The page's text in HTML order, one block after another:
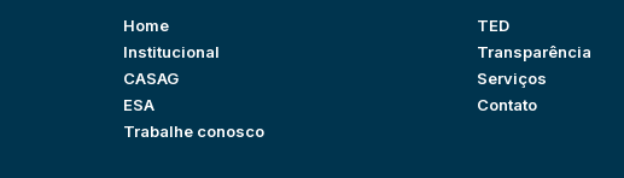
Home
Institucional
CASAG
ESA
Trabalhe conosco
TED
Transparência
Serviços
Contato